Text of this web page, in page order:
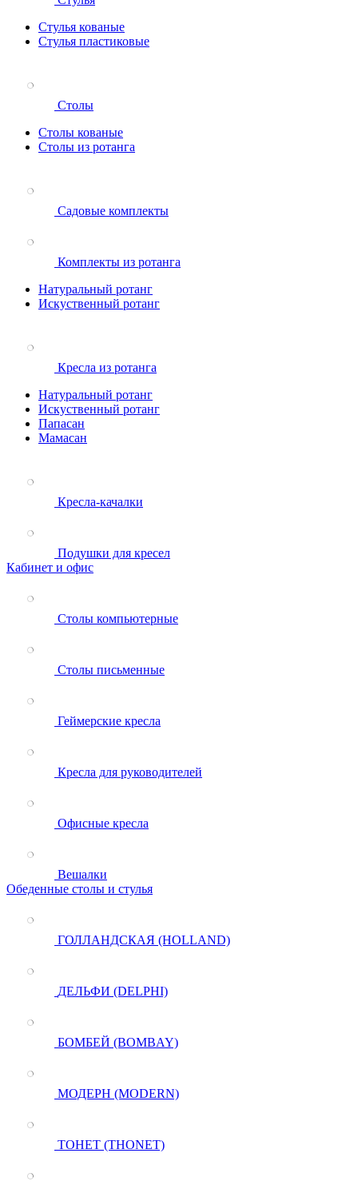
Стулья кованые
Стулья пластиковые
Столы
Столы кованые
Столы из ротанга
Садовые комплекты
Комплекты из ротанга
Натуральный ротанг
Искуственный ротанг
Кресла из ротанга
Натуральный ротанг
Искуственный ротанг
Папасан
Мамасан
Кресла-качалки
Подушки для кресел
Кабинет и офис
Столы компьютерные
Столы письменные
Геймерские кресла
Кресла для руководителей
Офисные кресла
Вешалки
Обеденные столы и стулья
ГОЛЛАНДСКАЯ (HOLLAND)
ДЕЛЬФИ (DELPHI)
БОМБЕЙ (BOMBAY)
МОДЕРН (MODERN)
ТОНЕТ (THONET)